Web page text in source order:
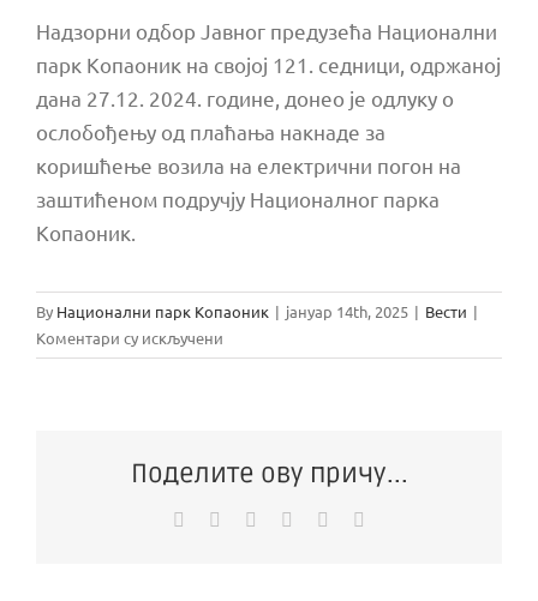
Надзорни одбор Јавног предузећа Национални
парк Копаоник на својој 121. седници, одржаној
дана 27.12. 2024. године, донео је одлуку о
ослобођењу од плаћања накнаде за
коришћење возила на електрични погон на
заштићеном подручју Националног парка
Копаоник.
By Национални парк Копаоник | јануар 14th, 2025 | Вести |
Коментари су искључени
Одлуку
плаћања
Поделите ову причу...
Facebook Reddit WhatsApp
Pinterest